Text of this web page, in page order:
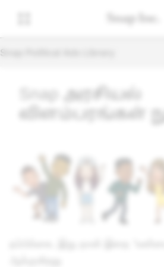
Snap Political Ads Library
Snap அரசியல்
விளம்பரங்கள்